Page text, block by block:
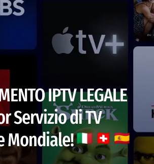
IPTV LEGALE
Servizio di TV
Mondiale!